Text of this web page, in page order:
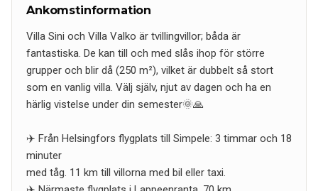
Ankomstinformation
Villa Sini och Villa Valko är tvillingvillor; båda är
fantastiska. De kan till och med slås ihop för större
grupper och blir då (250 m²), vilket är dubbelt så stort
som en vanlig villa. Välj själv, njut av dagen och ha en
härlig vistelse under din semester🌞🙏
✈️ Från Helsingfors flygplats till Simpele: 3 timmar och 18
minuter
med tåg. 11 km till villorna med bil eller taxi.